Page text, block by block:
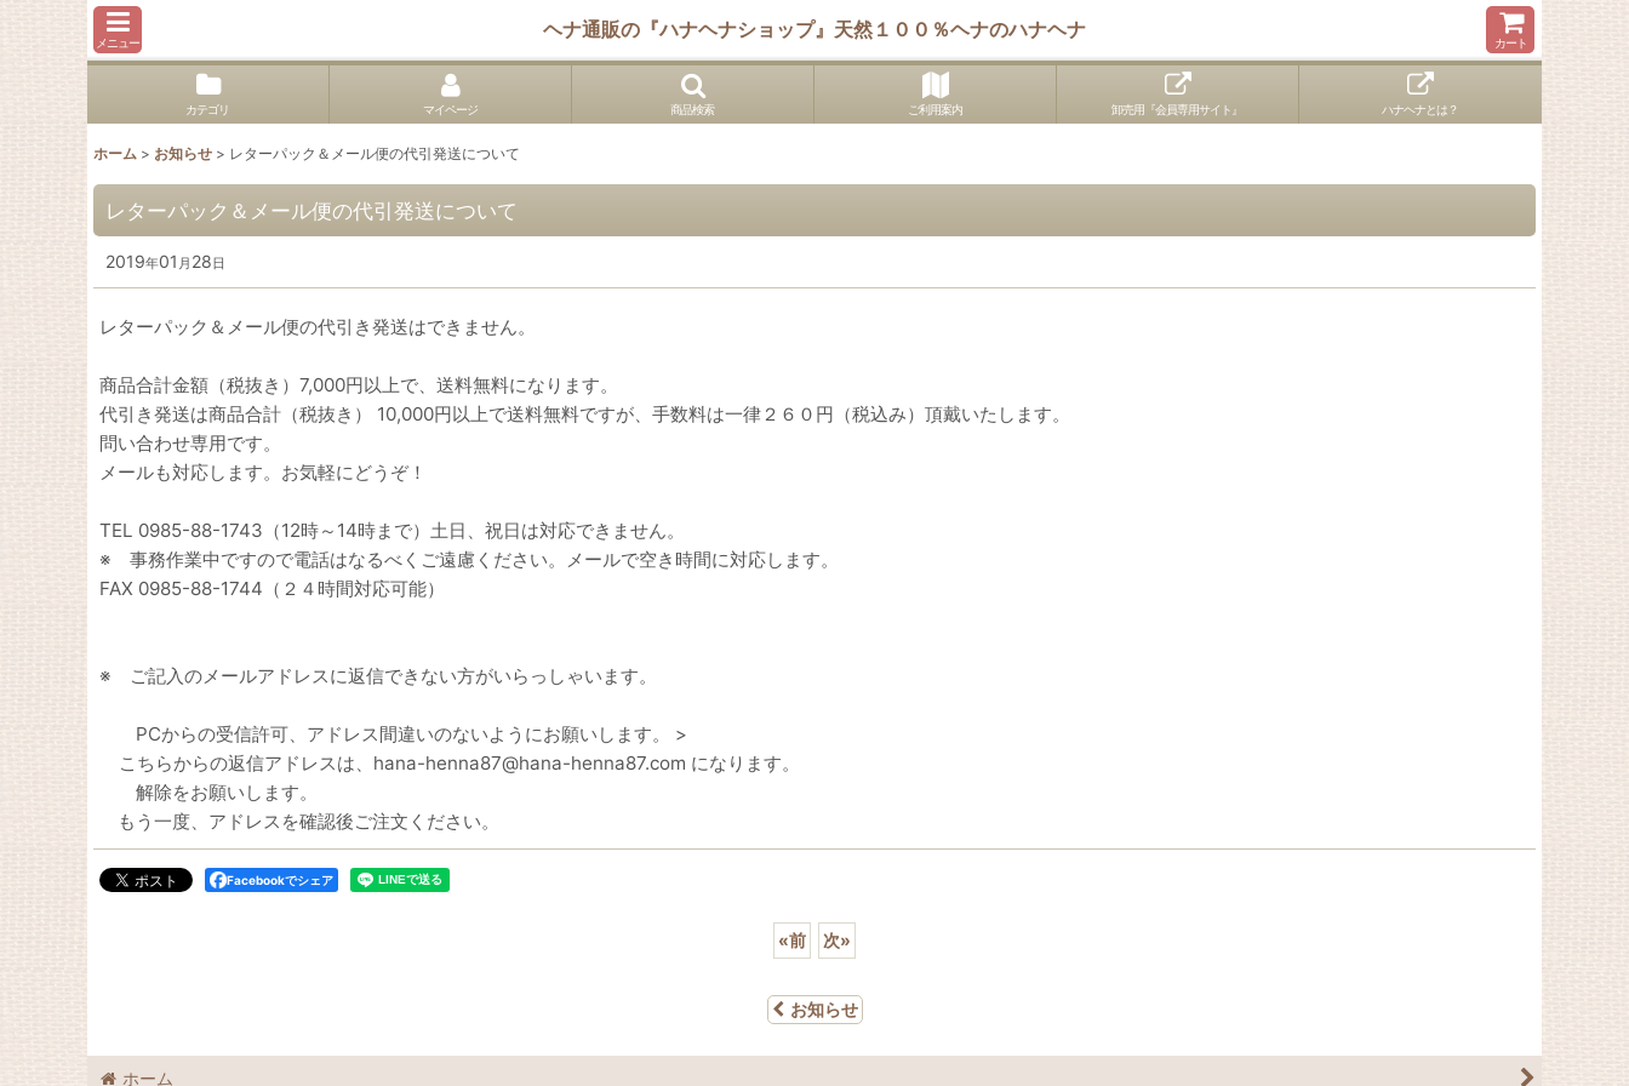
メニュー
ヘナ通販の『ハナヘナショップ』天然１００％ヘナのハナヘナ
カート
カテゴリ マイページ 商品検索 ご利用案内 卸売用『会員専用サイト』 ハナヘナとは？
ホーム > お知らせ > レターパック＆メール便の代引発送について
レターパック＆メール便の代引発送について
2019年01 月 28日
レターパック＆メール便の代引き発送はできません。
商品合計金額（税抜き）7,000円以上で、送料無料になります。
代引き発送は商品合計（税抜き） 10,000円以上で送料無料ですが、手数料は一律２６０円（税込み）頂戴いたします。
問い合わせ専用です。
メールも対応します。お気軽にどうぞ！
TEL 0985-88-1743（12時～14時まで）土日、祝日は対応できません。
※ 事務作業中ですので電話はなるべくご遠慮ください。メールで空き時間に対応します。
FAX 0985-88-1744（２４時間対応可能）
※ ご記入のメールアドレスに返信できない方がいらっしゃいます。
PCからの受信許可、アドレス間違いのないようにお願いします。 >
こちらからの返信アドレスは、hana-henna87@hana-henna87.com になります。
解除をお願いします。
もう一度、アドレスを確認後ご注文ください。
Facebookでシェア
«前 次»
お知らせ
ホーム